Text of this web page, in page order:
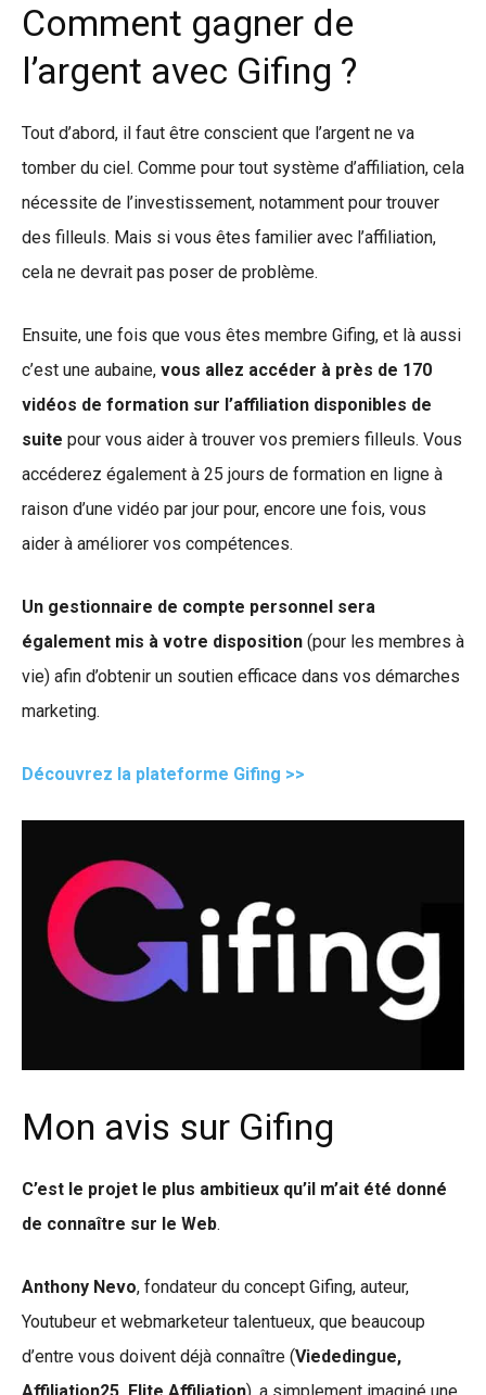
Comment gagner de
l’argent avec Gifing ?
Tout d’abord, il faut être conscient que l’argent ne va
tomber du ciel. Comme pour tout système d’affiliation, cela
nécessite de l’investissement, notamment pour trouver
des filleuls. Mais si vous êtes familier avec l’affiliation,
cela ne devrait pas poser de problème.
Ensuite, une fois que vous êtes membre Gifing, et là aussi
c’est une aubaine, vous allez accéder à près de 170
vidéos de formation sur l’affiliation disponibles de
suite pour vous aider à trouver vos premiers filleuls. Vous
accéderez également à 25 jours de formation en ligne à
raison d’une vidéo par jour pour, encore une fois, vous
aider à améliorer vos compétences.
Un gestionnaire de compte personnel sera
également mis à votre disposition (pour les membres à
vie) afin d’obtenir un soutien efficace dans vos démarches
marketing.
Découvrez la plateforme Gifing >>
Mon avis sur Gifing
C’est le projet le plus ambitieux qu’il m’ait été donné
de connaître sur le Web.
Anthony Nevo, fondateur du concept Gifing, auteur,
Youtubeur et webmarketeur talentueux, que beaucoup
d’entre vous doivent déjà connaître (Viededingue,